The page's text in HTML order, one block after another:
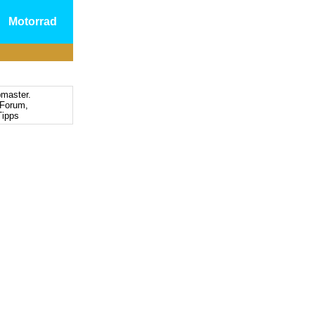
Motorrad